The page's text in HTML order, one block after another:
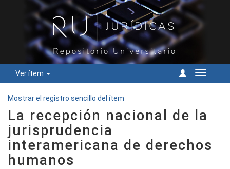
Ver ítem
Cambiar
Mostrar el registro sencillo del ítem
La recepción nacional de la
jurisprudencia
interamericana de derechos
humanos